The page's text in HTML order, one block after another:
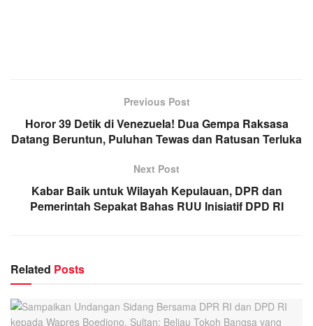
Previous Post
Horor 39 Detik di Venezuela! Dua Gempa Raksasa
Datang Beruntun, Puluhan Tewas dan Ratusan Terluka
Next Post
Kabar Baik untuk Wilayah Kepulauan, DPR dan
Pemerintah Sepakat Bahas RUU Inisiatif DPD RI
Related Posts